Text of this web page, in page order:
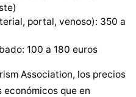
portal, venoso): 350 a
100 a 180 euros
Association, los precios
económicos que en